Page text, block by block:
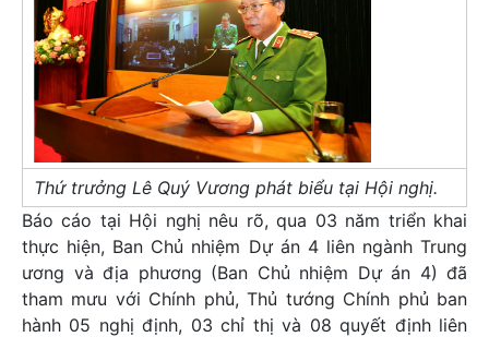
Thứ trưởng Lê Quý Vương phát biểu tại Hội nghị.
Báo cáo tại Hội nghị nêu rõ, qua 03 năm triển khai
thực hiện, Ban Chủ nhiệm Dự án 4 liên ngành Trung
ương và địa phương (Ban Chủ nhiệm Dự án 4) đã
tham mưu với Chính phủ, Thủ tướng Chính phủ ban
hành 05 nghị định, 03 chỉ thị và 08 quyết định liên